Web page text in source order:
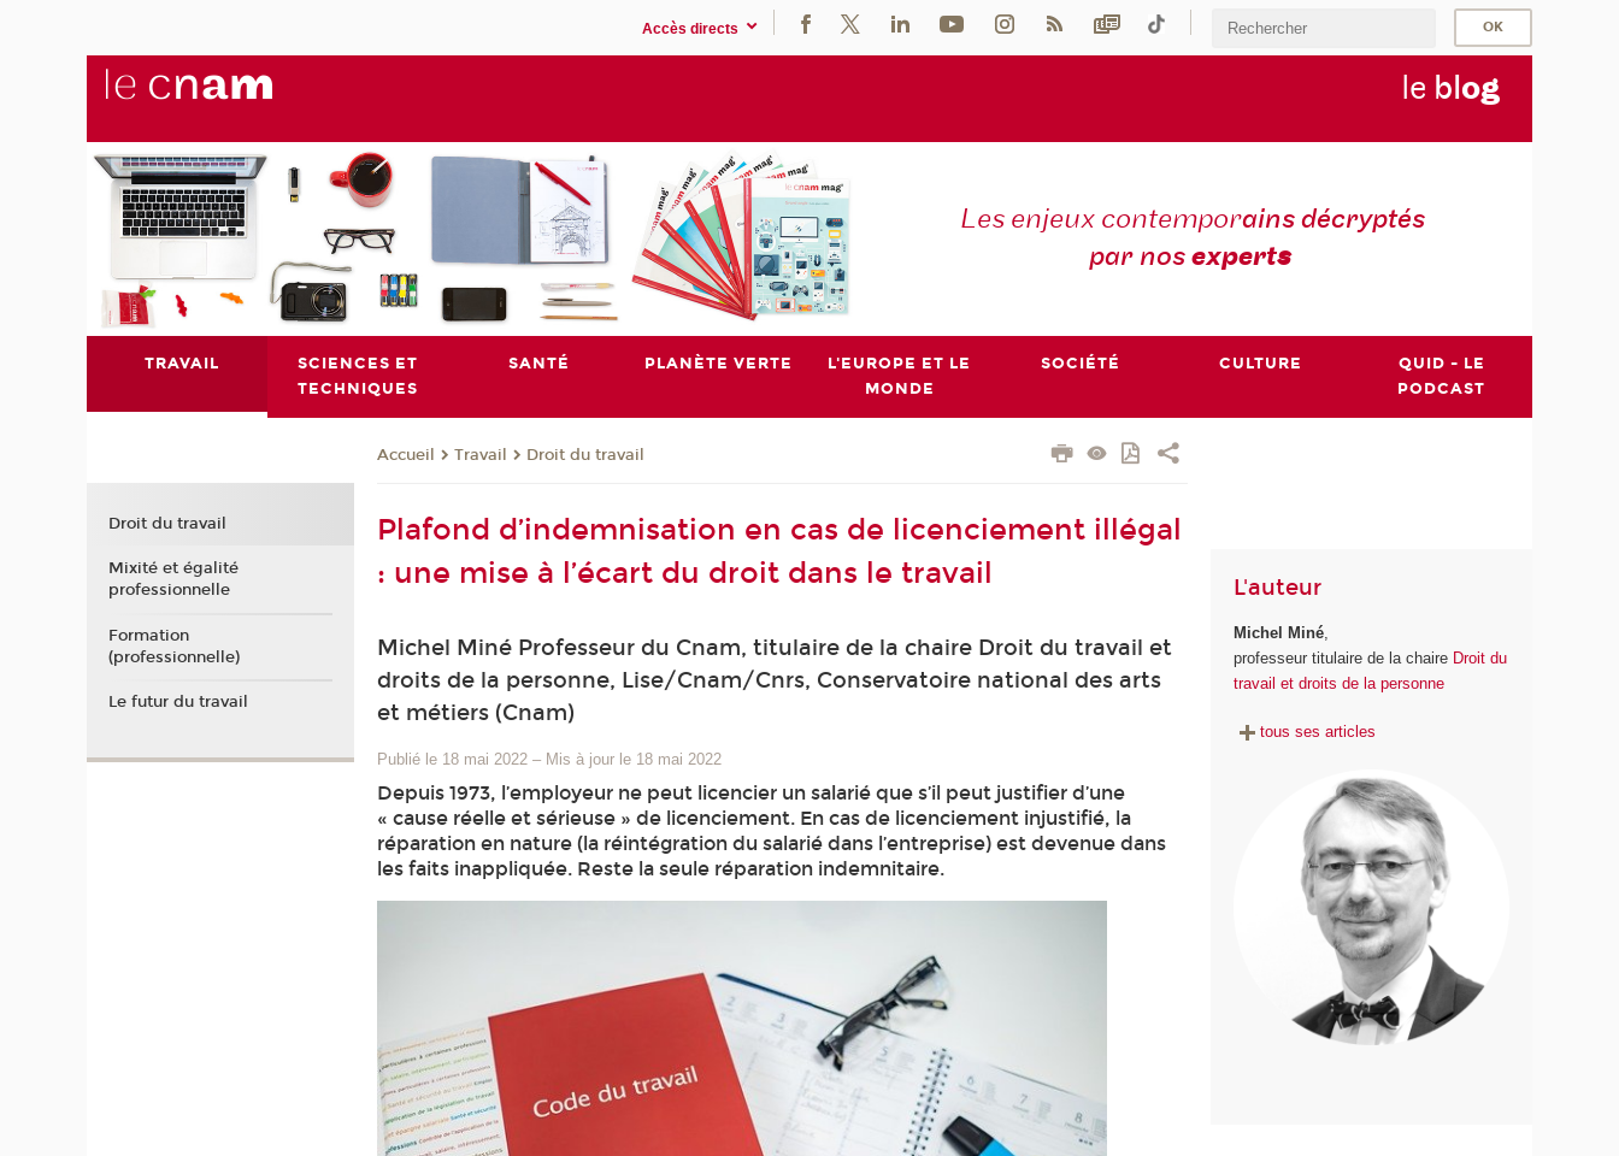
Accès directs
le blog
Les enjeux contemporains décryptés
par nosexperts
TRAVAIL
SCIENCES ET
TECHNIQUES
SANTÉ PLANÈTE VERTE
L'EUROPE ET LE
MONDE
SOCIÉTÉ CULTURE
QUID - LE
PODCAST
Accueil Travail Droit du travail
Plafond d’indemnisation en cas de licenciement illégal
: une mise à l’écart du droit dans le travail
Michel Miné Professeur du Cnam, titulaire de la chaire Droit du travail et
droits de la personne, Lise/Cnam/Cnrs, Conservatoire national des arts
et métiers (Cnam)
Publié le 18 mai 2022 – Mis à jour le 18 mai 2022
Depuis 1973, l’employeur ne peut licencier un salarié que s’il peut justifier d’une
« cause réelle et sérieuse » de licenciement. En cas de licenciement injustifié, la
réparation en nature (la réintégration du salarié dans l’entreprise) est devenue dans
les faits inappliquée. Reste la seule réparation indemnitaire.
L'auteur
Michel Miné
professeur titulaire de la chaire Droit du
travail et droits de la personne
tous ses articles
Droit du travail
Mixité et égalité
professionnelle
Formation
(professionnelle)
Le futur du travail